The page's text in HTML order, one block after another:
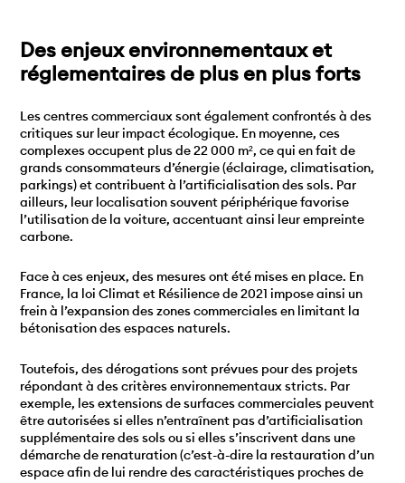
Des enjeux environnementaux et
réglementaires de plus en plus forts
Les centres commerciaux sont également confrontés à des
critiques sur leur impact écologique. En moyenne, ces
complexes occupent plus de 22 000 m², ce qui en fait de
grands consommateurs d’énergie (éclairage, climatisation,
parkings) et contribuent à l’artificialisation des sols. Par
ailleurs, leur localisation souvent périphérique favorise
l’utilisation de la voiture, accentuant ainsi leur empreinte
carbone.
Face à ces enjeux, des mesures ont été mises en place. En
France, la loi Climat et Résilience de 2021 impose ainsi un
frein à l’expansion des zones commerciales en limitant la
bétonisation des espaces naturels.
Toutefois, des dérogations sont prévues pour des projets
répondant à des critères environnementaux stricts. Par
exemple, les extensions de surfaces commerciales peuvent
être autorisées si elles n’entraînent pas d’artificialisation
supplémentaire des sols ou si elles s’inscrivent dans une
démarche de renaturation (c’est-à-dire la restauration d’un
espace afin de lui rendre des caractéristiques proches de